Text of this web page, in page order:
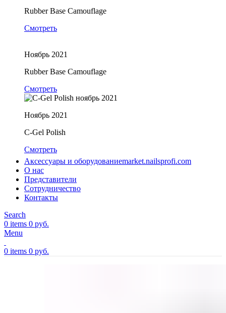
Rubber Base Camouflage
Смотреть
Ноябрь 2021
Rubber Base Camouflage
Смотреть
Ноябрь 2021
C-Gel Polish
Смотреть
Аксессуары и оборудованиеmarket.nailsprofi.com
О нас
Представители
Сотрудничество
Контакты
Search
0 items 0 руб.
Menu
0 items 0 руб.